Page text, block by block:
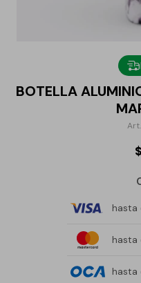
BOTELLA
$
hasta
hasta
hasta